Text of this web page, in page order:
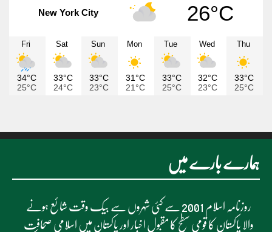
New York City 26°C
Fri
34°C
25°C
Sat
33°C
24°C
Sun
33°C
23°C
Mon
31°C
21°C
Tue
33°C
25°C
Wed
32°C
23°C
Thu
33°C
25°C
ہمارے بارے میں
روزنامہ اسلام 2001 سے کئی شہروں سے بیک وقت شائع ہونے
والا پاکستان کا قومی سطح کا مقبول اخبار اور پاکستان میں اسلامی صحافت